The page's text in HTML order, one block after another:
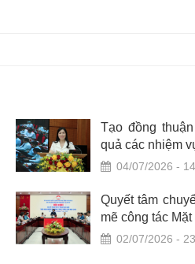
Tạo đồng
quả các nhiệm
04/07/2026 -
Quyết tâm
mẽ công tác Mặt
02/07/2026 -